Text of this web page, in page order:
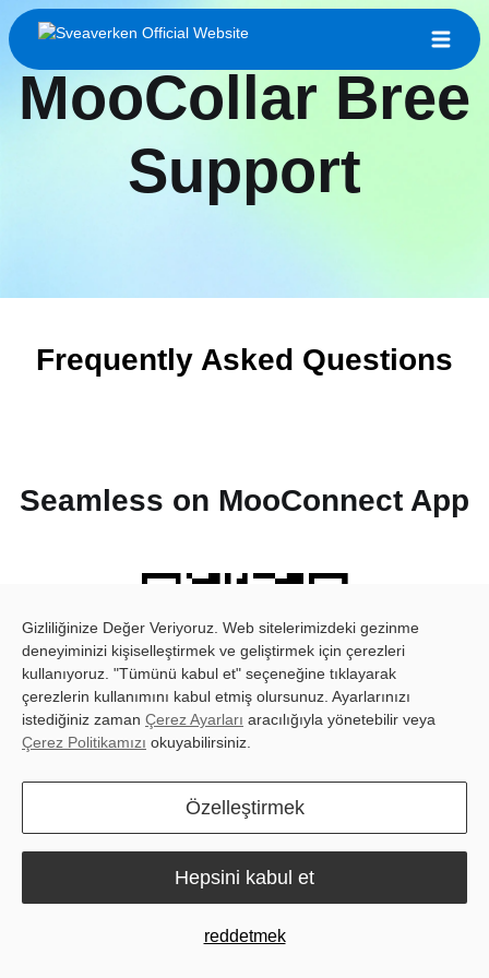
MooCollar Bree
Support
Frequently Asked Questions
Seamless on MooConnect App
Gizliliğinize Değer Veriyoruz. Web sitelerimizdeki gezinme
deneyiminizi kişiselleştirmek ve geliştirmek için çerezleri
kullanıyoruz. "Tümünü kabul et" seçeneğine tıklayarak
çerezlerin kullanımını kabul etmiş olursunuz. Ayarlarınızı
istediğiniz zaman Çerez Ayarları aracılığıyla yönetebilir veya
Çerez Politikamızı okuyabilirsiniz.
Özelleştirmek
reddetmek
Hepsini kabul et